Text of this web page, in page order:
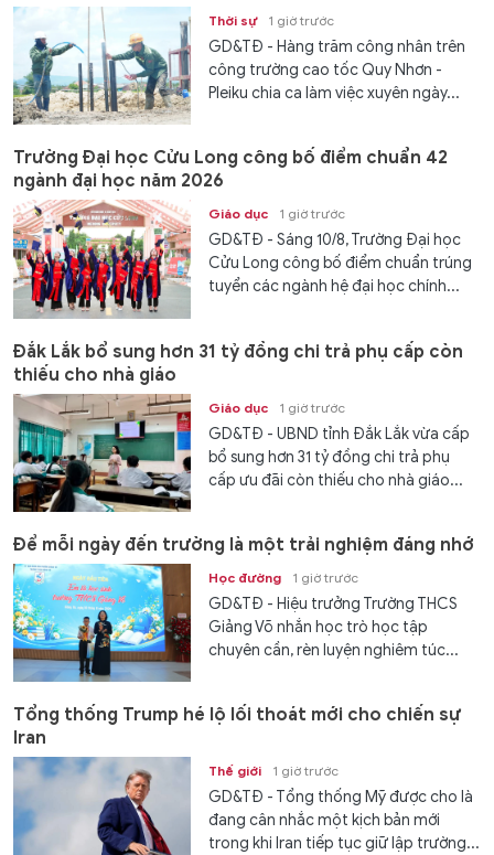
Thời sự 1 giờ trước
GD&TĐ - Hàng trăm công nhân trên
công trường cao tốc Quy Nhơn -
Pleiku chia ca làm việc xuyên ngày...
Trường Đại học Cửu Long công bố điểm chuẩn 42
ngành đại học năm 2026
Giáo dục 1 giờ trước
GD&TĐ - Sáng 10/8, Trường Đại học
Cửu Long công bố điểm chuẩn trúng
tuyển các ngành hệ đại học chính...
Đắk Lắk bổ sung hơn 31 tỷ đồng chi trả phụ cấp còn
thiếu cho nhà giáo
Giáo dục 1 giờ trước
GD&TĐ - UBND tỉnh Đắk Lắk vừa cấp
bổ sung hơn 31 tỷ đồng chi trả phụ
cấp ưu đãi còn thiếu cho nhà giáo...
Để mỗi ngày đến trường là một trải nghiệm đáng nhớ
Học đường 1 giờ trước
GD&TĐ - Hiệu trưởng Trường THCS
Giảng Võ nhắn học trò học tập
chuyên cần, rèn luyện nghiêm túc...
Tổng thống Trump hé lộ lối thoát mới cho chiến sự
Iran
Thế giới 1 giờ trước
GD&TĐ - Tổng thống Mỹ được cho là
đang cân nhắc một kịch bản mới
trong khi Iran tiếp tục giữ lập trường...